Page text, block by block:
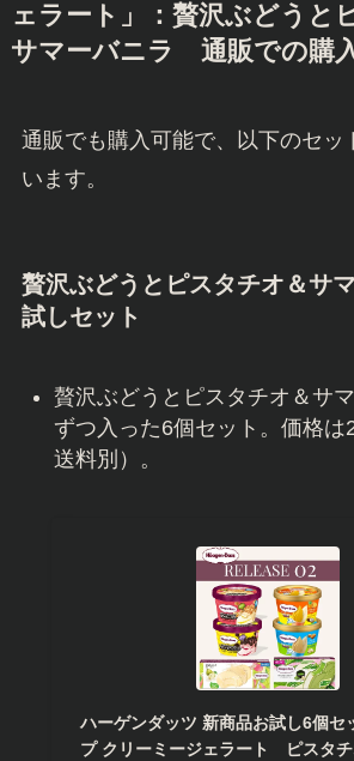
ェラート」：贅沢ぶどうと
サマーバニラ 通販での購
通販でも購入可能で、以下のセッ
います。
贅沢ぶどうとピスタチオ＆サ
試しセット
贅沢ぶどうとピスタチオ＆サ
ずつ入った6個セット。価格は
送料別）。
ハーゲンダッツ 新商品お試し6個セ
プ クリーミージェラート ピスタ